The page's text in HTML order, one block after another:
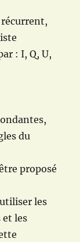
récurrent,
: I, Q, U,
du
proposé
les
et les